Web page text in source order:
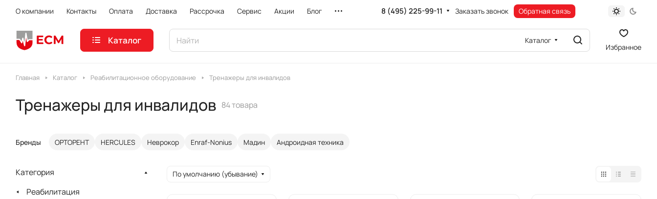
О компании Контакты Оплата Доставка Рассрочка Сервис Акции Блог 8 (495) 225-99-11 Заказать звонок Обратная связь
Каталог Каталог
Избранное
Главная Каталог Реабилитационное оборудование Тренажеры для инвалидов
Тренажеры для инвалидов 84 товара
Бренды ОРТОРЕНТ HERCULES Неврокор Enraf-Nonius Мадин Андроидная техника
По умолчанию (убывание)
Категория
Реабилитация